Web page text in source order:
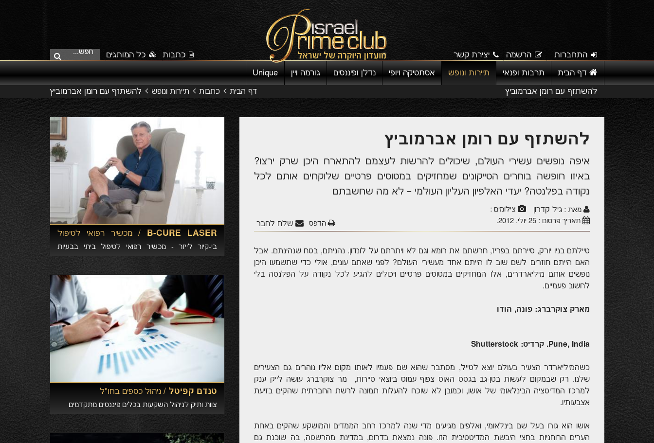
התחברות הרשמה יצירת קשר כתבות כל המותגים חפש...
דף הבית תרבות ופנאי תיירות ונופש אסתטיקה ויופי נדלן ופיננסים גורמה ויין
Unique
להשתזף עם רומן אברמוביץ
דף הבית כתבות תיירות ונופש להשתזף עם רומן אברמוביץ
להשתזף עם רומן אברמוביץ
איפה נופשים עשירי העולם, שיכולים להרשות לעצמם להתארח היכן שרק ירצו?
באיזו חופשה בוחרים הטייקונים שמחזיקים במטוסים פרטיים שלוקחים אותם לכל
נקודה בפלנטה? יעדי האלפיון העליון העולמי – לא מה שחשבתם
מאת : גיל קדרון
צילומים :
תאריך פרסום : 25 יולי, 2012 . שלח לחבר הדפס
טיילתם בניו יורק, סיירתם בפריז, חרשתם את רומא וגם לא ויתרתם על לונדון. נהניתם, בטח שנהינתם. אבל
האם הייתם חוזרים לשם שוב לו הייתם אחד מעשירי העולם? לפני שאתם עונים, אולי כדי שתשמעו היכן
נופשים אותם מיליארדרים, אלו המחזיקים במטוסים פרטיים ויכולים להגיע לכל נקודה על הפלנטה בלי
לחשוב פעמיים.
מארק צוקרברג: פונה, הודו
Pune, India. קרדיט: Shutterstock
כשהמיליארדר הצעיר בעולם יוצא לטייל, מסתבר שהוא שם פעמיו לאותו מקום אליו נוהרים גם הצעירים
שלנו. רק שבמקום לעשות בטן-גב בגסט האוס צפוף עמוס ביוצאי סיירות, מר צוקרברג עושה לייק ענק
למרכז המדיטציה הבינלאומי של אושו, וכמובן לא שוכח להעלות תמונה לרשת החברתית שהקים בזיעת
אצבעותיו.
אושו הוא גורו בעל שם בינלאומי, ואלפים מגיעים מדי שנה למרכז רחב הממדים והמושקע שהקים באחת
הערים הרוחניות בחצי היבשת המדיטטיבית הזו. פונה נמצאת בדרום, במדינת מהרשטה, בה שוכנת גם
B-CURE LASER /
מכשיר רפואי לטיפול
בבעיות אורטופדיות
בי-קיור לייזר - מכשיר רפואי לטיפול ביתי בבעיות
אורתופדיות, כאב ובעיות עור כגון: כאבי גב תחתון, גב
עליון וצוואר, ברכיים, שחיקת סחוס, ארטריטיס, כאבי
שרירים, מרפק טניס, כאבי מפרקים ועוד.
טנדם קפיטל / ניהול כספים בחו"ל
צוות ותיק לניהול השקעות בכלים פיננסים מתקדמים